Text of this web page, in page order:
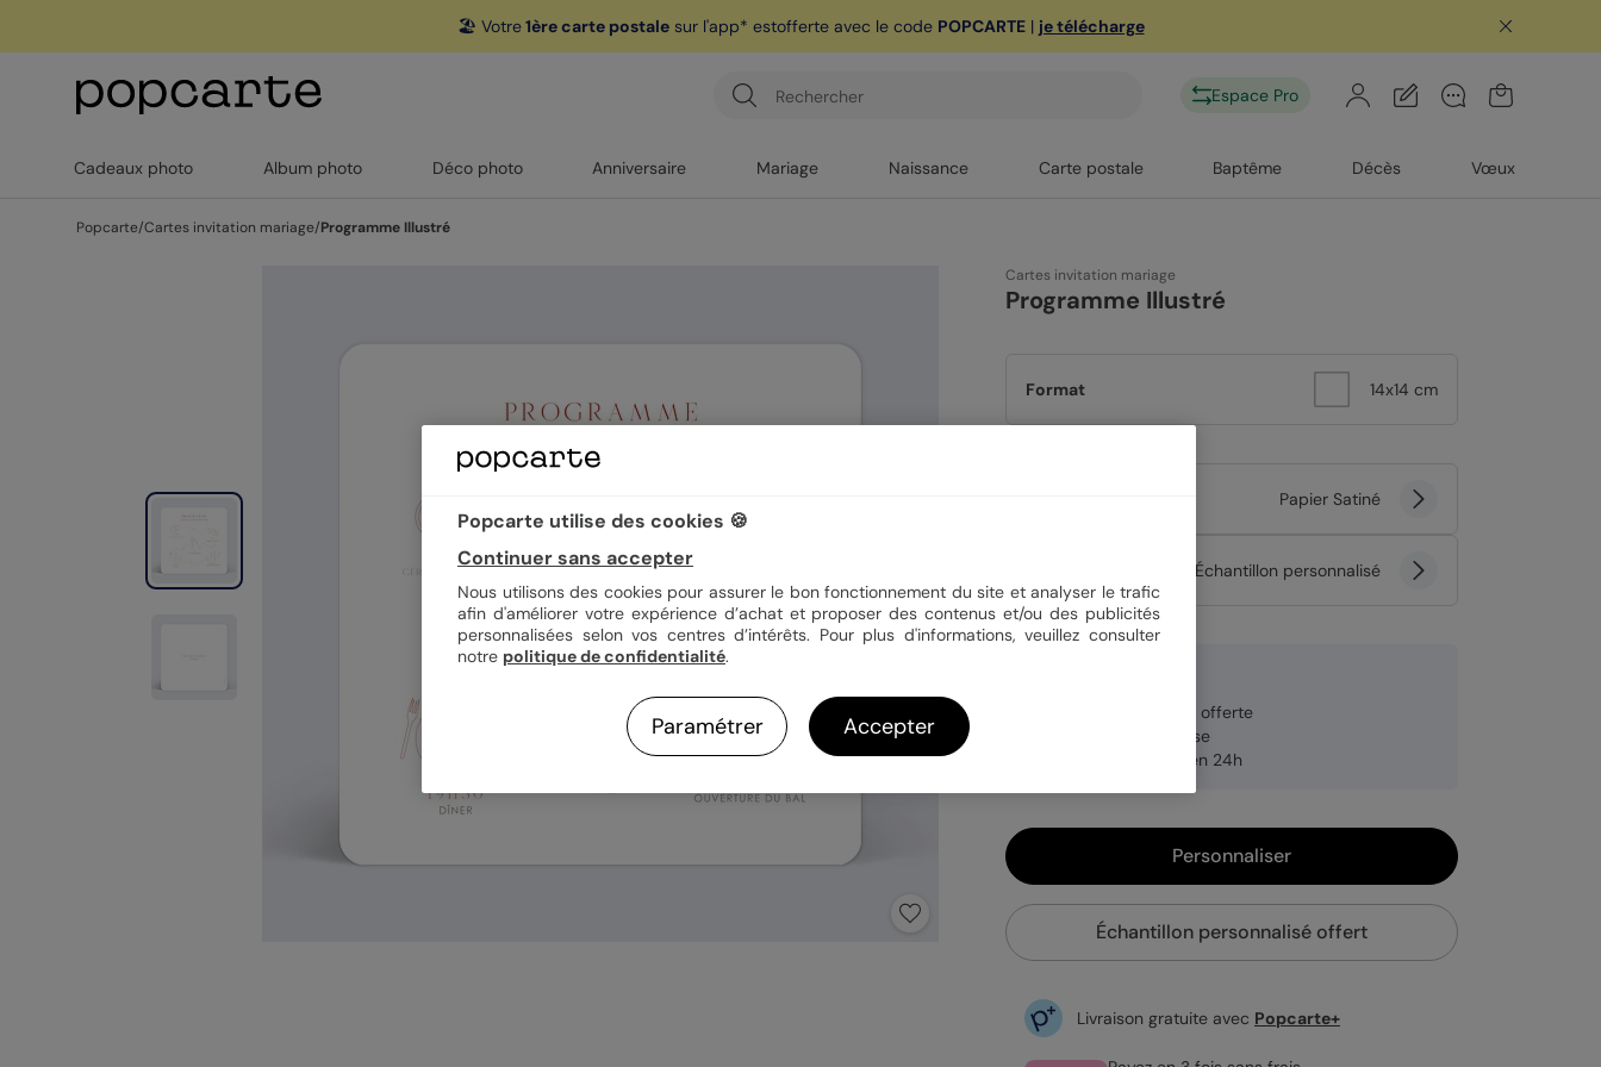
🏖️ Votre1ère carte postalesur l'app* estofferte avec le code POPCARTE| je télécharge
Espace Pro
Cadeaux photo Album photo Déco photo Anniversaire Mariage Naissance Carte postale Baptême Décès Vœux
Popcarte/Cartes invitation mariage/Programme Illustré
Cartes invitation mariage
Programme Illustré
Format 14x14 cm
Papier Satiné
Échantillon personnalisé
Enveloppe blanche offerte
Fabrication française
Expédition rapide en 24h
Personnaliser
Échantillon personnalisé offert
Livraison gratuite avec Popcarte+
Popcarte utilise des cookies 🍪
Continuer sans accepter
Nous utilisons des cookies pour assurer le bon fonctionnement du site et analyser le trafic
afin d'améliorer votre expérience d’achat et proposer des contenus et/ou des publicités
personnalisées selon vos centres d’intérêts. Pour plus d'informations, veuillez consulter
notre politique de confidentialité.
Paramétrer Accepter